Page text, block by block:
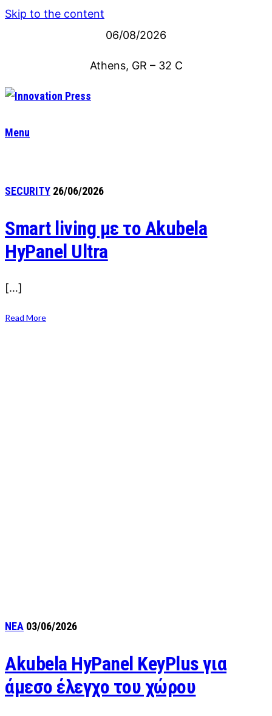
Skip to the content
06/08/2026
Athens, GR – 32 C
Menu
SECURITY 26/06/2026
Smart living με το Akubela
HyPanel Ultra
[…]
Read More
ΝΕΑ 03/06/2026
Akubela HyPanel KeyPlus για
άμεσο έλεγχο του χώρου